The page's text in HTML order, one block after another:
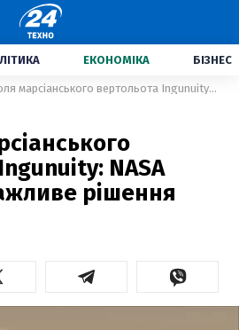
ЕКОНОМІКА БІЗНЕС
Яка доля марсіанського вертольота Ingunuity: NASA прийняло важливе рішення
NASA
рішення